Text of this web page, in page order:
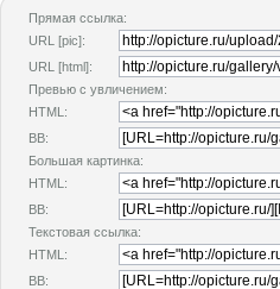
Прямая ссылка:
URL [pic]:
URL [html]:
Превью с увличением:
HTML:
BB:
Большая картинка:
HTML:
BB:
Текстовая ссылка:
HTML:
BB: